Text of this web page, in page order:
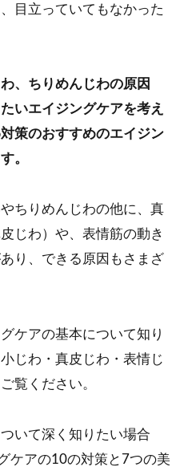
目立っていてもなかった
、ちりめんじわの原因
いエイジングケアを考え
策のおすすめのエイジン
。
ちりめんじわの他に、真
じわ）や、表情筋の動き
り、できる原因もさまざ
ケアの基本について知り
じわ・真皮じわ・表情じ
覧ください。
いて深く知りたい場合
ケアの10の対策と7つの美